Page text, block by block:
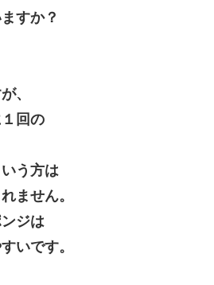
すか？
、
回の
う方は
ません。
ジは
いです。